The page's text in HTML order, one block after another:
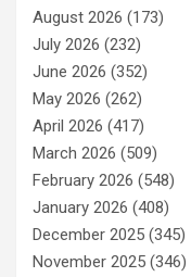
August 2026 (173)
July 2026 (232)
June 2026 (352)
May 2026 (262)
April 2026 (417)
March 2026 (509)
February 2026 (548)
January 2026 (408)
December 2025 (345)
November 2025 (346)